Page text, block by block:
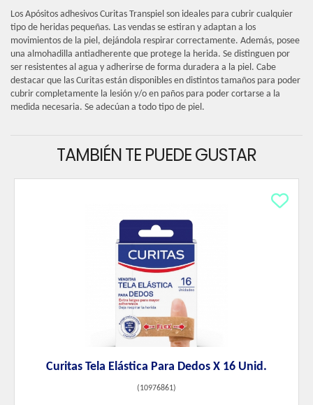
Los Apósitos adhesivos Curitas Transpiel son ideales para cubrir cualquier
tipo de heridas pequeñas. Las vendas se estiran y adaptan a los
movimientos de la piel, dejándola respirar correctamente. Además, posee
una almohadilla antiadherente que protege la herida. Se distinguen por
ser resistentes al agua y adherirse de forma duradera a la piel. Cabe
destacar que las Curitas están disponibles en distintos tamaños para poder
cubrir completamente la lesión y/o en paños para poder cortarse a la
medida necesaria. Se adecúan a todo tipo de piel.
TAMBIÉN TE PUEDE GUSTAR
Curitas Tela Elástica Para Dedos X 16 Unid.
(10976861)